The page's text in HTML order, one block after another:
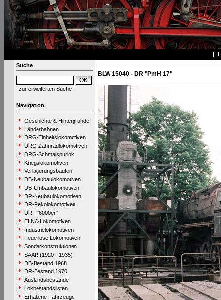
Suche
zur erweiterten Suche
Navigation
Geschichte & Hintergründe
Länderbahnen
DRG-Einheitslokomotiven
DRG-Zahnradlokomotiven
DRG-Schmalspurlok.
Kriegslokomotiven
Verlagerungsbauten
DB-Neubaulokomotiven
DB-Umbaulokomotiven
DR-Neubaulokomotiven
DR-Rekolokomotiven
DR - "6000er"
ELNA-Lokomotiven
Industrielokomotiven
Feuerlose Lokomotiven
Sonderkonstruktionen
SAAR (1920 - 1935)
DB-Bestand 1968
DR-Bestand 1970
Auslandsbestände
Lokbestandslisten
Erhaltene Fahrzeuge
BLW 15040 - DR "PmH 17"